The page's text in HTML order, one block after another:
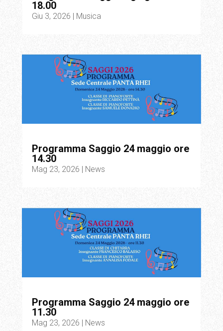
18.00
Giu 3, 2026 | Musica
Programma Saggio 24 maggio ore
14.30
Mag 23, 2026 News
Programma Saggio 24 maggio ore
11.30
Mag 23, 2026 News